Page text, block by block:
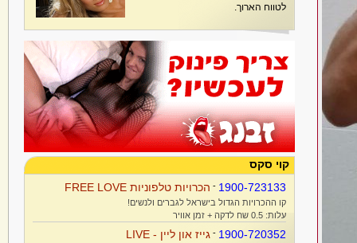
לטווח הארוך.
קוי סקס
1900-723133
- הכרויות טלפוניות FREE LOVE
קו ההכרויות הגדול בישראל לגברים ולנשים!
עלות: 0.5 שח לדקה + זמן אוויר
1900-720352
- גייז און ליין - LIVE